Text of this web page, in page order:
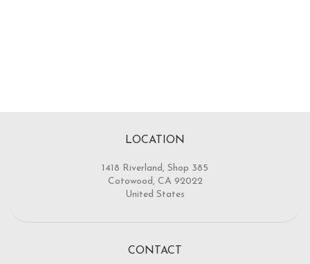
LOCATION
1418 Riverland, Shop 385
Cotowood, CA 92022
United States
CONTACT